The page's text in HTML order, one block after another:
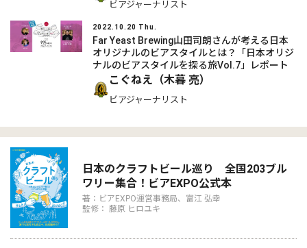
ビアジャーナリスト
2022.10.20 Thu.
Far Yeast Brewing山田司朗さんが考える日本
オリジナルのビアスタイルとは？「日本オリジ
ナルのビアスタイルを探る旅Vol.7」レポート
こぐねえ（木暮 亮）
ビアジャーナリスト
日本のクラフトビール巡り 全国203ブル
ワリー集合！ビアEXPO公式本
著：ビアEXPO運営事務局、富江 弘幸
監修： 藤原 ヒロユキ